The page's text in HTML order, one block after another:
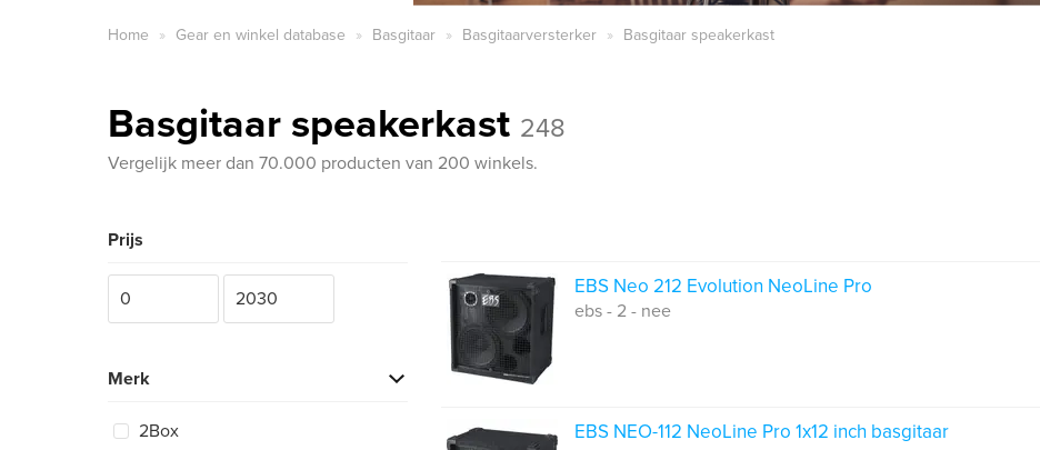
Home Gear en winkel database Basgitaar Basgitaarversterker Basgitaar speakerkast
Basgitaar speakerkast 248
Vergelijk meer dan 70.000 producten van 200 winkels.
Prijs
Merk
2Box
EBS Neo 212 Evolution NeoLine Pro
ebs - 2 - nee
EBS NEO-112 NeoLine Pro 1x12 inch basgitaar